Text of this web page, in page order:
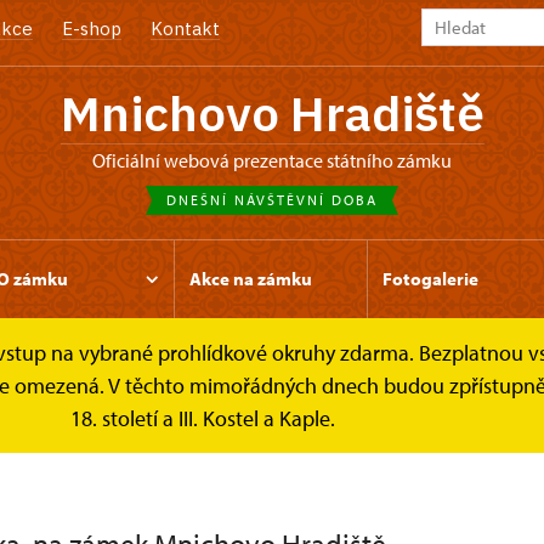
E-shop Kontakt
Mnichovo Hradiště
oficiální webová prezentace státního zámku
DNEŠNÍ NÁVŠTĚVNÍ DOBA
zámku Akce na zámku Fotogalerie
na vybrané prohlídkové okruhy zdarma. Bezplatnou
V těchto mimořádných dnech budou
18. století a III. Kostel a Kaple.